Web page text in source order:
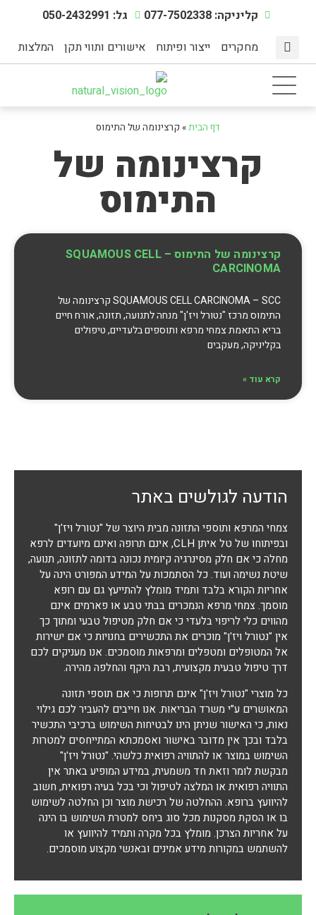
קליניקה: 077-7502338
גל: 050-2432991
מחקרים
ייצור ופיתוח אישורים ותווי תקן המלצות
דף הבית» קרצינומה של התימוס
קרצינומה של
התימוס
קרצינומה של התימוס – SQUAMOUS CELL
CARCINOMA
SQUAMOUS CELL CARCINOMA – SCC קרצינומה של
התימוס מרכז "נטורל ויז'ן" מנחה לתנועה, תזונה, אורח חיים
בריא התאמת צמחי מרפא ותוספים בלעדיים, טיפולים
בקליניקה, מעקבים
קרא עוד »
הודעה לגולשים באתר
צמחי המרפא ותוספי התזונה מבית היוצר של "נטורל ויז'ן"
ובפיתוחו של טל איתן CLH, אינם תרופה ואינם מיועדים לרפא
מחלה כי אם חלק מסינרגיה קיומית נכונה בדומה לתזונה, תנועה,
שיטת נשימה ועוד. כל הסתמכות על המידע המפורט הינה על
אחריות הקורא בלבד ותמיד מומלץ להתייעץ גם עם רופא
מוסמך. צמחי מרפא הנמכרים בבתי טבע או פארמים אינם
מהווים כלי לריפוי בלעדי כי אם חלק מטיפול טבעי ומתוך כך
אין "נטורל ויז'ן" מוכרים את התכשירים בחנויות כי אם ישירות
אל המטופלים ומטפלים ומרפאות מוסמכים. אנו מעניקים לכם
דרך טיפול טבעית מקצועית, רבת היקף והחלפה מהירה.
כל מוצרי "נטורל ויז'ן" אינם תרופות כי אם תוספי תזונה
המאושרים ע”י משרד הבריאות. אנו חייבים להעביר לכם גילוי
נאות, כי האישור שניתן הינו לבטיחות השימוש ברכיבי התכשיר
בלבד ובכך אין מדובר באישור ואסמכתא המתייחסים למטרות
השימוש במוצר או להתוויה רפואית כלשהי. "נטורל ויז'ן"
מבקשת לומר וזאת חד משמעית, במידע המופיע באתר אין
התוויה רפואית או המלצה לטיפול וכי בכל בעיה רפואית, חשוב
להיוועץ ברופא. ההחלטה של רכישת מוצר וכן החלטה לשימוש
בו או הסקת מסקנות מכל סוג ביחס למטרת השימוש בו הינה
על אחריות הצרכן. מומלץ בכל מקרה ותמיד להיוועץ או
להשתמש במקורות מידע אמינים ובאנשי מקצוע מוסמכים.